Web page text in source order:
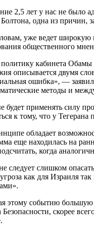
2,5 лет у нас не было
одна из причин,
уже ведет широкую
общественного
кабинета
описывается двумя
ошибка», —
методы и
применять силу
к тому, что у Тегерана
обладает
еще находилась на
когда
следует слишком
как для Израиля
этому событию
скорее